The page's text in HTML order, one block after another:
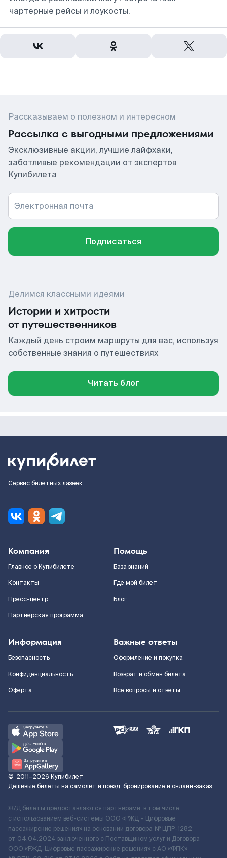
чартерные рейсы и лоукосты.
Рассказываем о полезном и интересном
Рассылка с выгодными предложениями
Эксклюзивные акции, лучшие лайфхаки,
заботливые рекомендации от экспертов
Купибилета
Электронная почта
Подписаться
Делимся классными идеями
Истории и хитрости
от путешественников
Каждый день строим маршруты для вас, используя
собственные знания о путешествиях
Читать блог
Сервис билетных лазеек
Компания
Главное о Купибилете
Контакты
Пресс-центр
Партнерская программа
Помощь
База знаний
Где мой билет
Блог
Информация
Безопасность
Конфиденциальность
Оферта
Важные ответы
Оформление и покупка
Возврат и обмен билета
Все вопросы и ответы
© 2011–2026 Купибилет
Дешёвые билеты на самолёт и поезд, бронирование и онлайн-заказ
Ж/Д билеты предоставляются партнёрами, в том числе
с использованием веб-системы ООО «РЖД – Цифровые
пассажирские решения» на основании договора № ЦПР-1282
от 04.04.2024 заключенного с Поставщиком услуг и Договора
ООО «РЖД-Цифровые пассажирские решения» c АО «ФПК»